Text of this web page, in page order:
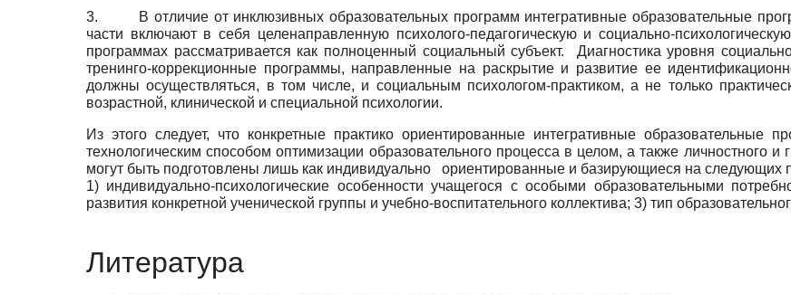
3. В отличие от инклюзивных образовательных программ интегративные образовательные
части включают в себя целенаправленную психолого-педагогическую и социально-
программах рассматривается как полноценный социальный субъект. Диагностика уровня
тренинго-коррекционные программы, направленные на раскрытие и развитие ее
должны осуществляться, в том числе, и социальным психологом-практиком, а не только
возрастной, клинической и специальной психологии.
Из этого следует, что конкретные практико ориентированные интегративные образовательные
технологическим способом оптимизации образовательного процесса в целом, а также личностного и
могут быть подготовлены лишь как индивидуально ориентированные и базирующиеся на следующих
1) индивидуально-психологические особенности учащегося с особыми образовательными
развития конкретной ученической группы и учебно-воспитательного коллектива; 3) тип
Литература